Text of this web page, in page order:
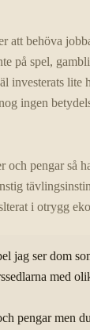
att behöva
på spel,
investerats lite
ingen
och pengar så
i otrygg
jag ser dom
med
pengar men